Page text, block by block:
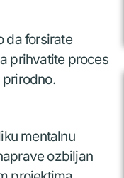
da forsirate
prihvatite proces
prirodno.
mentalnu
ozbiljan